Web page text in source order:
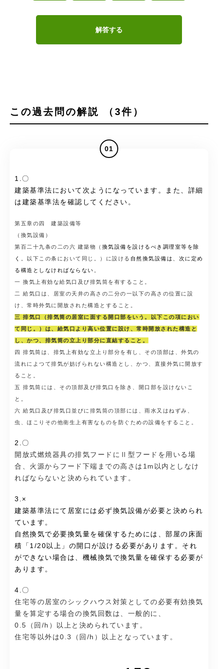
解答する
この過去問の解説 （3件）
01
1.〇
建築基準法において次ようになっています。また、詳細
は建築基準法を確認してください。
第五章の四 建築設備等
（換気設備）
第百二十九条の二の六 建築物（ 換気設備を設けるべき調理室等を除
く
。以下この条において同じ。）に設ける 自然換気設備は、次に定め
る構造としなければならない
一 換気上有効な給気口及び排気筒を有すること。
二 給気口は、居室の天井の高さの二分の一以下の高さの位置に設
け、常時外気に開放された構造とすること。
三 排気口（排気筒の居室に面する開口部をいう。以下この項におい
て同じ。）は、給気口より高い位置に設け、常時開放された構造と
し、かつ、排気筒の立上り部分に直結すること。
四 排気筒は、排気上有効な立上り部分を有し、その頂部は、外気の
流れによつて排気が妨げられない構造とし、かつ、直接外気に開放す
ること。
五 排気筒には、その頂部及び排気口を除き、開口部を設けないこ
と。
六 給気口及び排気口並びに排気筒の頂部には、雨水又はねずみ、
虫、ほこりその他衛生上有害なものを防ぐための設備をすること。
2.〇
開放式燃焼器具の排気フードにⅡ型フードを用いる場
合、火源からフード下端までの高さは1m以内としなけ
ればならないと決められています。
3.×
建築基準法にて居室には必ず換気設備が必要と決められ
ています。
自然換気で必要換気量を確保するためには、部屋の床面
積「1/20以上」の開口が設ける必要があります。それ
ができない場合は、機械換気で換気量を確保する必要が
あります。
4.〇
住宅等の居室のシックハウス対策としての必要有効換気
量を算定する場合の換気回数は、一般的に、
0.5（回/h）以上と決められています。
住宅等以外は0.3（回/h）以上となっています。